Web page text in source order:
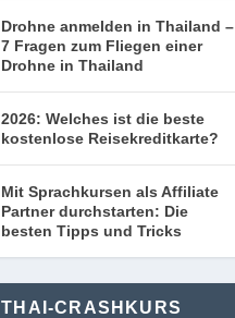
Drohne anmelden in Thailand –
7 Fragen zum Fliegen einer
Drohne in Thailand
2026: Welches ist die beste
kostenlose Reisekreditkarte?
Mit Sprachkursen als Affiliate
Partner durchstarten: Die
besten Tipps und Tricks
THAI-CRASHKURS